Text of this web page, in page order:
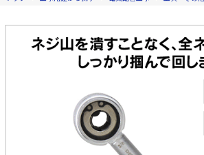
プ類 他）
防犯工事関連
HDMIケーブル・周辺機器／RCAケーブル
電話線／コネクタ／アダプタ
光ファイバー・融着接続機関連
LANケーブル・コネクタ・関連資材/機器
防犯カメラ工事
LAN配線工事
電話工事
電気配管工事
EV充電設備工事